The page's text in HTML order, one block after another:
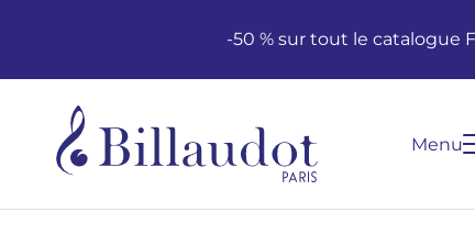
-50 % sur tout le catalogue
Menu